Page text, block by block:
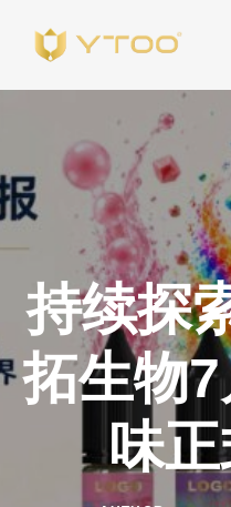
持续探
拓生物
味